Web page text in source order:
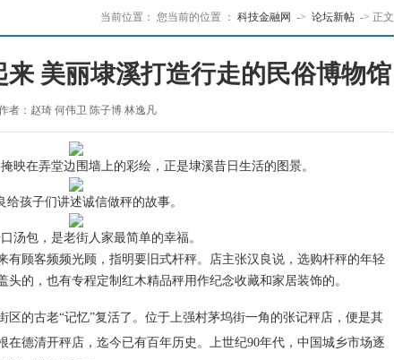
当前位置： 您当前的位置 ： 科技金融网 -> 论坛新帖 -> 正文
美丽埭溪打造行走的民俗博物馆
者：赵琦 何伟卫 陈子博 林逸凡
映在弄堂边围墙上的彩绘，正是埭溪昔日生活的图景。
给孩子们讲述诚信做秤的故事。
汤包，是老街人家最简单的幸福。
顾客频频光顾，指明要旧式杆秤。店主张汉良说，选购杆秤的年轻
的，也有专程定制红木精品秤用作纪念收藏和家居装饰的。
的古老“记忆”复活了。位于上强村茅坞街一角的张记秤店，便是其
在德清开秤店，迄今已有百年历史。上世纪90年代，中国城乡市场逐